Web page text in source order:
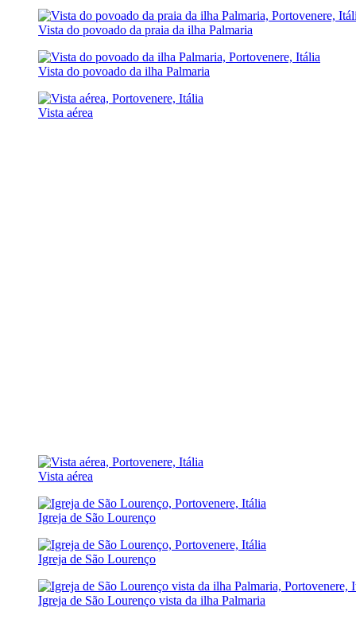
Vista do povoado da praia da ilha Palmaria
Vista do povoado da ilha Palmaria
Vista aérea
Vista aérea
Igreja de São Lourenço
Igreja de São Lourenço
Igreja de São Lourenço vista da ilha Palmaria